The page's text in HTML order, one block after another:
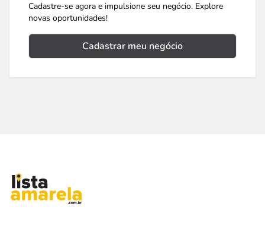
Cadastre-se agora e impulsione seu negócio. Explore
novas oportunidades!
Cadastrar meu negócio